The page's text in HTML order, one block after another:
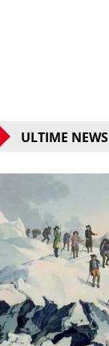
ULTIME NEWS